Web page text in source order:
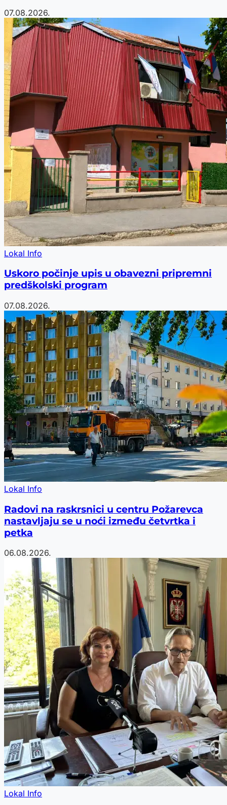
07.08.2026.
Lokal Info
Uskoro počinje upis u obavezni pripremni
predškolski program
07.08.2026.
Lokal Info
Radovi na raskrsnici u centru Požarevca
nastavljaju se u noći između četvrtka i
petka
06.08.2026.
Lokal Info